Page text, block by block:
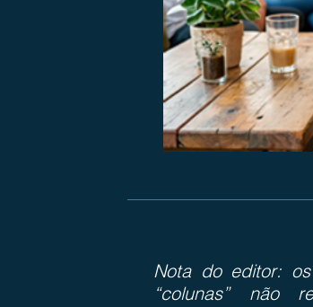
Nota do editor:
“colunas” não